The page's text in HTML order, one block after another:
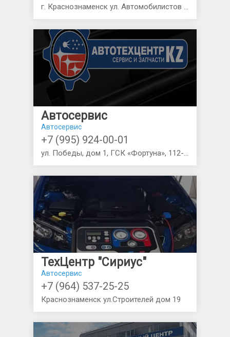
г. Краснознаменск ул. Автомобилистов ГК ОРИОН бокс №3
Автосервис
Автосервис
+7 (995) 924-00-01
ул. Победы, дом 1, ГСК «Фортуна», 112-115
ТехЦентр "Сириус"
Автосервис
+7 (964) 537-25-25
Краснознаменск ул.Строителей дом 19